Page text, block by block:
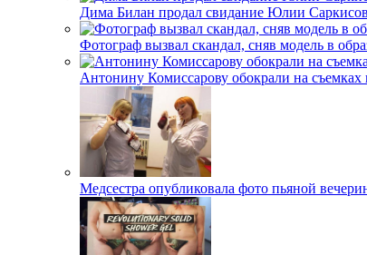
Дима Билан продал свидание Юлии
Фотограф вызвал скандал, сняв модель в
Антонину Комиссарову обокрали на
Медсестра опубликовала фото пьяной